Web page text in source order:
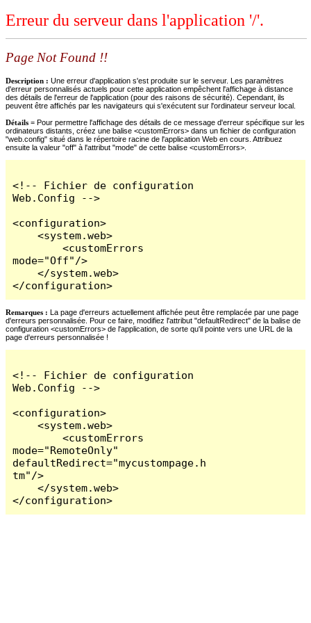
Erreur du serveur dans l'application '/'.
Page Not Found !!
Description : Une erreur d'application s'est produite sur le serveur. Les paramètres
d'erreur personnalisés actuels pour cette application empêchent l'affichage à distance
des détails de l'erreur de l'application (pour des raisons de sécurité). Cependant, ils
peuvent être affichés par les navigateurs qui s'exécutent sur l'ordinateur serveur local.
Détails = Pour permettre l'affichage des détails de ce message d'erreur spécifique sur les
ordinateurs distants, créez une balise <customErrors> dans un fichier de configuration
"web.config" situé dans le répertoire racine de l'application Web en cours. Attribuez
ensuite la valeur "off" à l'attribut "mode" de cette balise <customErrors>.
<!-- Fichier de configuration
Web.Config -->
<configuration>
    <system.web>
        <customErrors
mode="Off"/>
    </system.web>
</configuration>
Remarques : La page d'erreurs actuellement affichée peut être remplacée par une page
d'erreurs personnalisée. Pour ce faire, modifiez l'attribut "defaultRedirect" de la balise de
configuration <customErrors> de l'application, de sorte qu'il pointe vers une URL de la
page d'erreurs personnalisée !
<!-- Fichier de configuration
Web.Config -->
<configuration>
    <system.web>
        <customErrors
mode="RemoteOnly"
defaultRedirect="mycustompage.h
tm"/>
    </system.web>
</configuration>